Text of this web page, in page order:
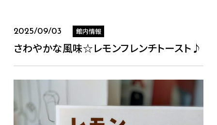
2025/09/03 館内情報
さわやかな風味☆レモンフレンチトースト♪